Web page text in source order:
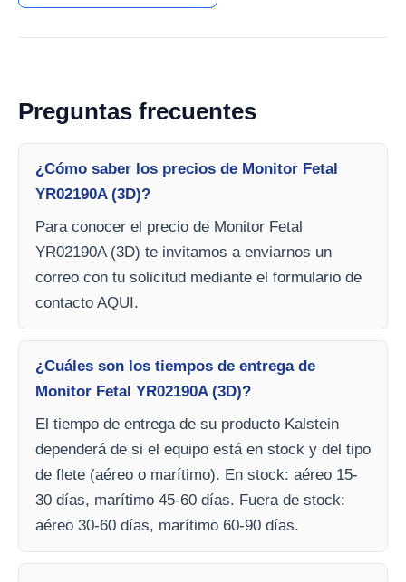
Preguntas frecuentes
¿Cómo saber los precios de Monitor Fetal
YR02190A (3D)?
Para conocer el precio de Monitor Fetal
YR02190A (3D) te invitamos a enviarnos un
correo con tu solicitud mediante el formulario de
contacto AQUI.
¿Cuáles son los tiempos de entrega de
Monitor Fetal YR02190A (3D)?
El tiempo de entrega de su producto Kalstein
dependerá de si el equipo está en stock y del tipo
de flete (aéreo o marítimo). En stock: aéreo 15-
30 días, marítimo 45-60 días. Fuera de stock:
aéreo 30-60 días, marítimo 60-90 días.